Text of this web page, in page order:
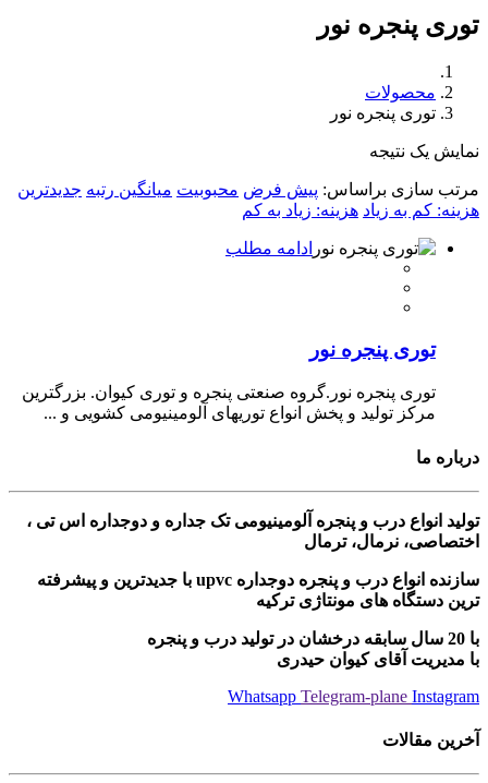
توری پنجره نور
محصولات
توری پنجره نور
نمایش یک نتیجه
مرتب سازی براساس: پیش فرض محبوبیت میانگین رتبه جدیدترین
هزینه: کم به زیاد هزینه: زیاد به کم
ادامه مطلب
توری پنجره نور
توری پنجره نور.گروه صنعتی پنجره و توری کیوان. بزرگترین
مرکز تولید و پخش انواع توریهای آلومینیومی کشویی و ...
درباره ما
تولید انواع درب و پنجره آلومینیومی تک جداره و دوجداره اس تی ،
اختصاصی، نرمال، ترمال
سازنده انواع درب و پنجره دوجداره upvc با جدیدترین و پیشرفته
ترین دستگاه های مونتاژی ترکیه
با 20 سال سابقه درخشان در تولید درب و پنجره
با مدیریت آقای کیوان حیدری
Whatsapp Telegram-plane Instagram
آخرین مقالات